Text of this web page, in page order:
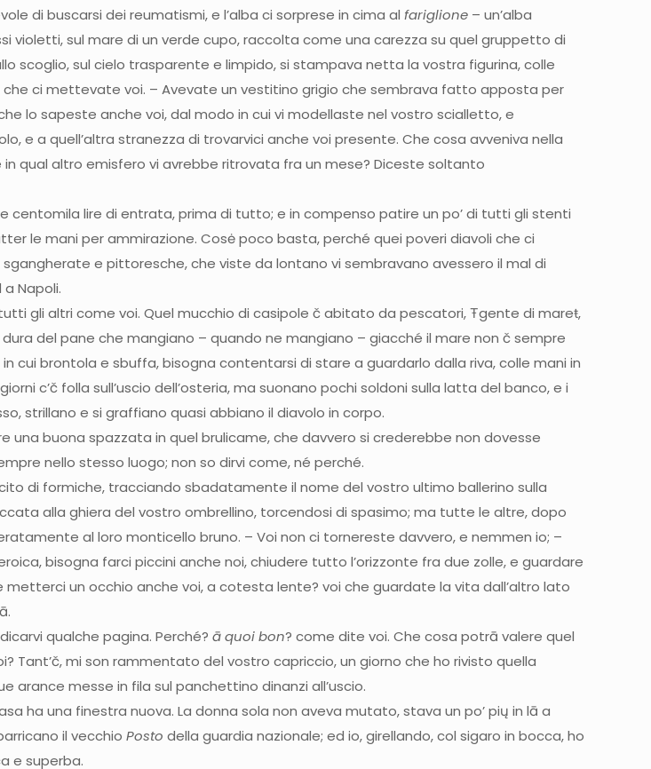
di buscarsi dei reumatismi, e l’alba ci sorprese in cima alfariglione – un’alba
violetti, sul mare di un verde cupo, raccolta come una carezza su quel gruppetto di
scoglio, sul cielo trasparente e limpido, si stampava netta la vostra figurina, colle
ci mettevate voi. – Avevate un vestitino grigio che sembrava fatto apposta per
lo sapeste anche voi, dal modo in cui vi modellaste nel vostro scialletto, e
e a quell’altra stranezza di trovarvici anche voi presente. Che cosa avveniva nella
qual altro emisfero vi avrebbe ritrovata fra un mese? Diceste soltanto
centomila lire di entrata, prima di tutto; e in compenso patire un po’ di tutti gli stenti
le mani per ammirazione. Cosė poco basta, perché quei poveri diavoli che ci
e pittoresche, che viste da lontano vi sembravano avessero il mal di
Napoli.
gli altri come voi. Quel mucchio di casipole č abitato da pescatori, Ŧgente di mareŧ,
del pane che mangiano – quando ne mangiano – giacché il mare non č sempre
cui brontola e sbuffa, bisogna contentarsi di stare a guardarlo dalla riva, colle mani in
c’č folla sull’uscio dell’osteria, ma suonano pochi soldoni sulla latta del banco, e i
strillano e si graffiano quasi abbiano il diavolo in corpo.
buona spazzata in quel brulicame, che davvero si crederebbe non dovesse
nello stesso luogo; non so dirvi come, né perché.
di formiche, tracciando sbadatamente il nome del vostro ultimo ballerino sulla
alla ghiera del vostro ombrellino, torcendosi di spasimo; ma tutte le altre, dopo
al loro monticello bruno. – Voi non ci tornereste davvero, e nemmen io; –
bisogna farci piccini anche noi, chiudere tutto l’orizzonte fra due zolle, e guardare
un occhio anche voi, a cotesta lente? voi che guardate la vita dall’altro lato
qualche pagina. Perché?ā quoi bon? come dite voi. Che cosa potrā valere quel
Tant’č, mi son rammentato del vostro capriccio, un giorno che ho rivisto quella
arance messe in fila sul panchettino dinanzi all’uscio.
ha una finestra nuova. La donna sola non aveva mutato, stava un po’ pių in lā a
il vecchioPosto della guardia nazionale; ed io, girellando, col sigaro in bocca, ho
e superba.